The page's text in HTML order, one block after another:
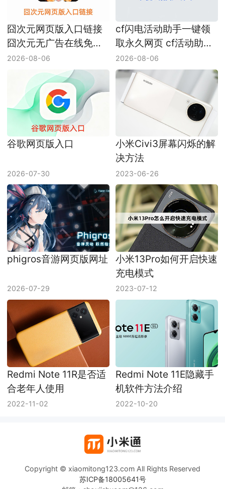
囧次元网页版入口链接
囧次元无广告在线免费
看网址
2026-08-06
cf闪电活动助手一键领
取永久网页 cf活动助手
网页版入口
2026-08-06
谷歌网页版入口
2026-07-30
小米Civi3屏幕闪烁的解
决方法
2023-06-26
phigros音游网页版网址
2026-07-29
小米13Pro如何开启快速
充电模式
2023-07-12
Redmi Note 11R是否适
合老年人使用
2022-11-02
Redmi Note 11E隐藏手
机软件方法介绍
2022-10-20
Copyright © xiaomitong123.com All Rights Reserved
苏ICP备18005641号